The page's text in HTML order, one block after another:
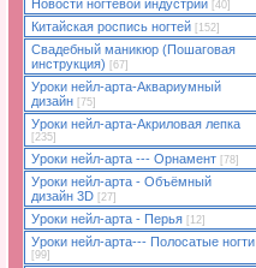
Новости ногтевой индустрии [40]
Китайская роспись ногтей [152]
Свадебный маникюр (Пошаговая
инструкция)
[67]
Уроки нейл-арта-Аквариумный
дизайн
[75]
Уроки нейл-арта-Акриловая лепка
[235]
Уроки нейл-арта --- Орнамент [78]
Уроки нейл-арта - Объёмный
дизайн 3D
[27]
Уроки нейл-арта - Перья [12]
Уроки нейл-арта--- Полосатые ногти
[99]